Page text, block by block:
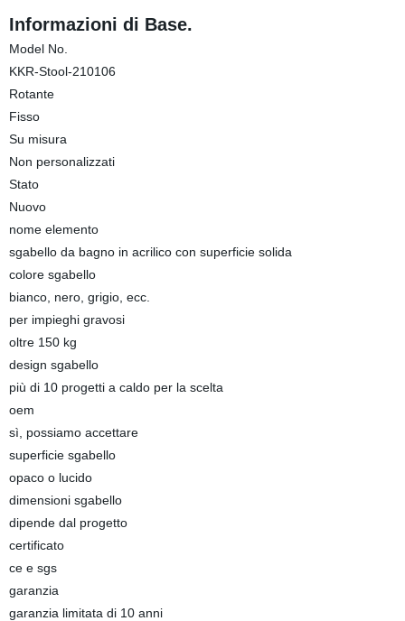
Informazioni di Base.
Model No.
KKR-Stool-210106
Rotante
Fisso
Su misura
Non personalizzati
Stato
Nuovo
nome elemento
sgabello da bagno in acrilico con superficie solida
colore sgabello
bianco, nero, grigio, ecc.
per impieghi gravosi
oltre 150 kg
design sgabello
più di 10 progetti a caldo per la scelta
oem
sì, possiamo accettare
superficie sgabello
opaco o lucido
dimensioni sgabello
dipende dal progetto
certificato
ce e sgs
garanzia
garanzia limitata di 10 anni